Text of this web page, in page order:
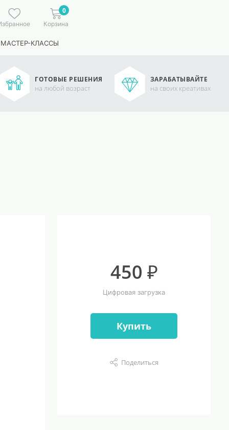
0
Корзина
КЛАССЫ
ГОТОВЫЕ РЕШЕНИЯ
на любой возраст
ЗАРАБАТЫВАЙТЕ
на своих креативах
450 ₽
Цифровая загрузка
Купить
Поделиться